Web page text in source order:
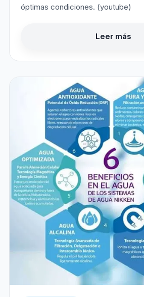
óptimas condiciones. (youtube)
Leer más